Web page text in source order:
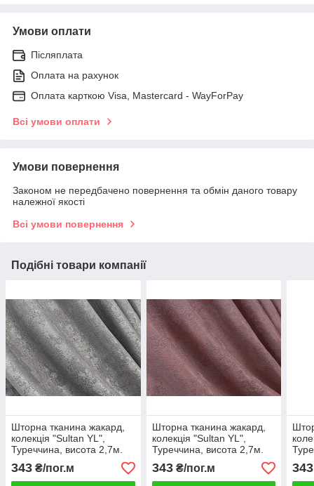
Умови оплати
Післяплата
Оплата на рахунок
Оплата карткою Visa, Mastercard - WayForPay
Всі умови оплати
Умови повернення
Законом не передбачено повернення та обмін даного товару
належної якості
Всі умови повернення
Подібні товари компанії
Шторна тканина жакард,
колекція "Sultan YL",
Туреччина, висота 2,7м.
Колір сірий. Код 1212ш
343 ₴/пог.м
Шторна тканина жакард,
колекція "Sultan YL",
Туреччина, висота 2,7м.
Колір малиново-сірий. Код
1209ш
343₴/пог.м 343